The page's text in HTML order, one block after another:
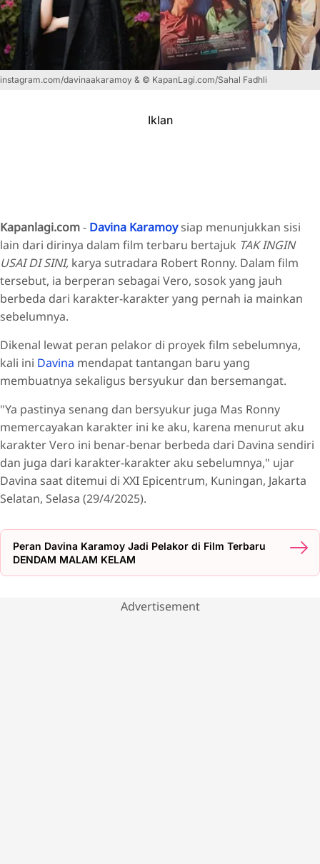
instagram.com/davinaakaramoy & © KapanLagi.com/Sahal Fadhli
Iklan
Kapanlagi.com- Davina Karamoysiap menunjukkan sisi
lain dari dirinya dalam film terbaru bertajuk TAK INGIN
USAI DI SINI, karya sutradara Robert Ronny. Dalam film
tersebut, ia berperan sebagai Vero, sosok yang jauh
berbeda dari karakter-karakter yang pernah ia mainkan
sebelumnya.
Dikenal lewat peran pelakor di proyek film sebelumnya,
kali ini Davina mendapat tantangan baru yang
membuatnya sekaligus bersyukur dan bersemangat.
"Ya pastinya senang dan bersyukur juga Mas Ronny
memercayakan karakter ini ke aku, karena menurut aku
karakter Vero ini benar-benar berbeda dari Davina sendiri
dan juga dari karakter-karakter aku sebelumnya," ujar
Davina saat ditemui di XXI Epicentrum, Kuningan, Jakarta
Selatan, Selasa (29/4/2025).
Peran Davina Karamoy Jadi Pelakor di Film Terbaru
DENDAM MALAM KELAM
Advertisement